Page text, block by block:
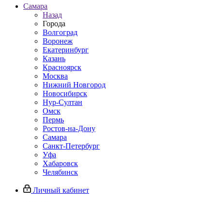
Самара
Назад
Города
Волгоград
Воронеж
Екатеринбург
Казань
Красноярск
Москва
Нижний Новгород
Новосибирск
Нур-Султан
Омск
Пермь
Ростов-на-Дону
Самара
Санкт-Петербург
Уфа
Хабаровск
Челябинск
Личный кабинет